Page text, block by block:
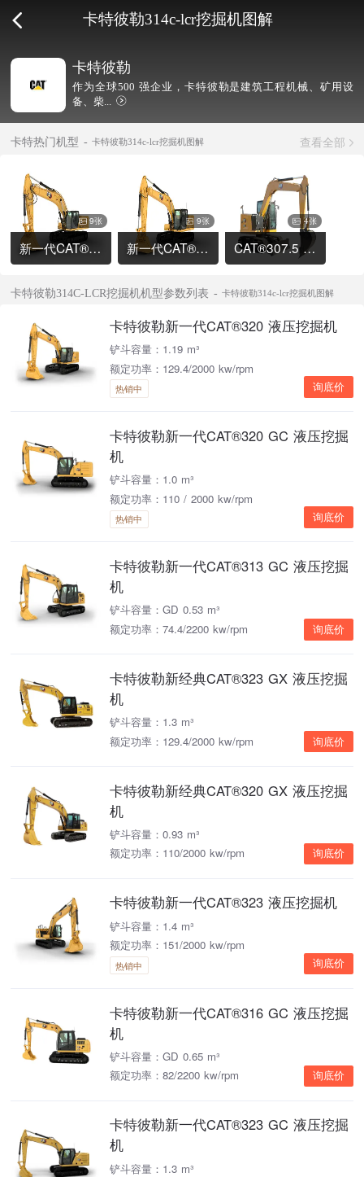
卡特彼勒314c-lcr挖掘机图解
卡特彼勒
作为全球500 强企业，卡特彼勒是建筑工程机械、矿用设
备、柴...
卡特热门机型 卡特彼勒314c-lcr挖掘机图解 查看全部
9张
新一代CAT®336 液压挖掘机
9张
新一代CAT®320 液压挖掘机
4张
CAT®307.5 液压挖掘机
卡特彼勒314C-LCR挖掘机机型参数列表 卡特彼勒314c-lcr挖掘机图解
卡特彼勒新一代CAT®320 液压挖掘机
铲斗容量：1.19 m³
额定功率：129.4/2000 kw/rpm
热销中 询底价
卡特彼勒新一代CAT®320 GC 液压挖掘
机
铲斗容量：1.0 m³
额定功率：110 / 2000 kw/rpm
热销中 询底价
卡特彼勒新一代CAT®313 GC 液压挖掘
机
铲斗容量：GD 0.53 m³
额定功率：74.4/2200 kw/rpm
询底价
卡特彼勒新经典CAT®323 GX 液压挖掘
机
铲斗容量：1.3 m³
额定功率：129.4/2000 kw/rpm
询底价
卡特彼勒新经典CAT®320 GX 液压挖掘
机
铲斗容量：0.93 m³
额定功率：110/2000 kw/rpm
询底价
卡特彼勒新一代CAT®323 液压挖掘机
铲斗容量：1.4 m³
额定功率：151/2000 kw/rpm
热销中 询底价
卡特彼勒新一代CAT®316 GC 液压挖掘
机
铲斗容量：GD 0.65 m³
额定功率：82/2200 kw/rpm
询底价
卡特彼勒新一代CAT®323 GC 液压挖掘
机
铲斗容量：1.3 m³